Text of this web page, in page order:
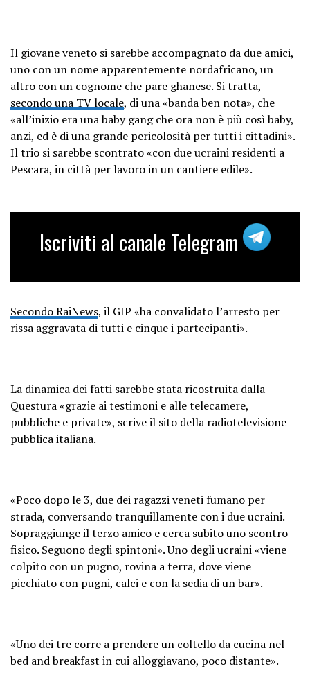
Il giovane veneto si sarebbe accompagnato da due amici,
uno con un nome apparentemente nordafricano, un
altro con un cognome che pare ghanese. Si tratta,
secondo una TV locale, di una «banda ben nota», che
«all’inizio era una baby gang che ora non è più così baby,
anzi, ed è di una grande pericolosità per tutti i cittadini».
Il trio si sarebbe scontrato «con due ucraini residenti a
Pescara, in città per lavoro in un cantiere edile».
Iscriviti al canale Telegram
Secondo RaiNews, il GIP «ha convalidato l’arresto per
rissa aggravata di tutti e cinque i partecipanti».
La dinamica dei fatti sarebbe stata ricostruita dalla
Questura «grazie ai testimoni e alle telecamere,
pubbliche e private», scrive il sito della radiotelevisione
pubblica italiana.
«Poco dopo le 3, due dei ragazzi veneti fumano per
strada, conversando tranquillamente con i due ucraini.
Sopraggiunge il terzo amico e cerca subito uno scontro
fisico. Seguono degli spintoni». Uno degli ucraini «viene
colpito con un pugno, rovina a terra, dove viene
picchiato con pugni, calci e con la sedia di un bar».
«Uno dei tre corre a prendere un coltello da cucina nel
bed and breakfast in cui alloggiavano, poco distante».